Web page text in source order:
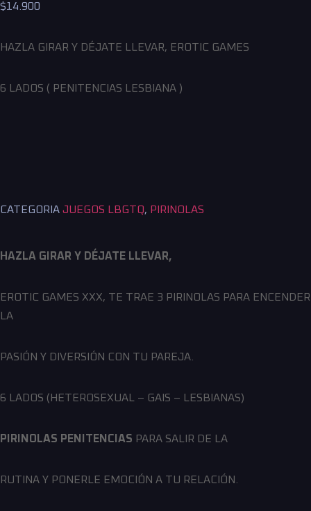
$14.900
HAZLA GIRAR Y DÉJATE LLEVAR, EROTIC GAMES
6 LADOS ( PENITENCIAS LESBIANA )
CATEGORIA JUEGOS LBGTQ, PIRINOLAS
HAZLA GIRAR Y DÉJATE LLEVAR,
EROTIC GAMES XXX, TE TRAE 3 PIRINOLAS PARA ENCENDER
LA
PASIÓN Y DIVERSIÓN CON TU PAREJA.
6 LADOS (HETEROSEXUAL – GAIS – LESBIANAS)
PIRINOLAS PENITENCIAS PARA SALIR DE LA
RUTINA Y PONERLE EMOCIÓN A TU RELACIÓN.